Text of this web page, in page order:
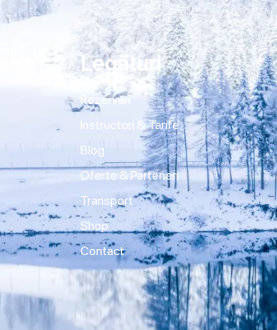
Legături
Rezervări
Instructori & Tarife
Blog
Oferte & Parteneri
Transport
Shop
Contact